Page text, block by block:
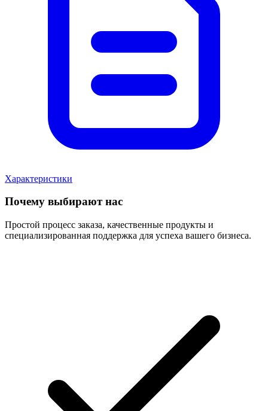
Характеристики
Почему выбирают нас
Простой процесс заказа, качественные продукты и
специализированная поддержка для успеха вашего бизнеса.